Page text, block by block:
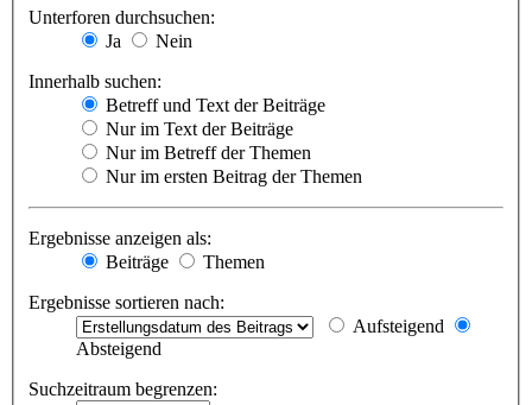
Unterforen durchsuchen:
Ja
Nein
Innerhalb suchen:
Betreff und Text der Beiträge
Nur im Text der Beiträge
Nur im Betreff der Themen
Nur im ersten Beitrag der Themen
Ergebnisse anzeigen als:
Beiträge
Themen
Ergebnisse sortieren nach:
Aufsteigend
Absteigend
Suchzeitraum begrenzen: